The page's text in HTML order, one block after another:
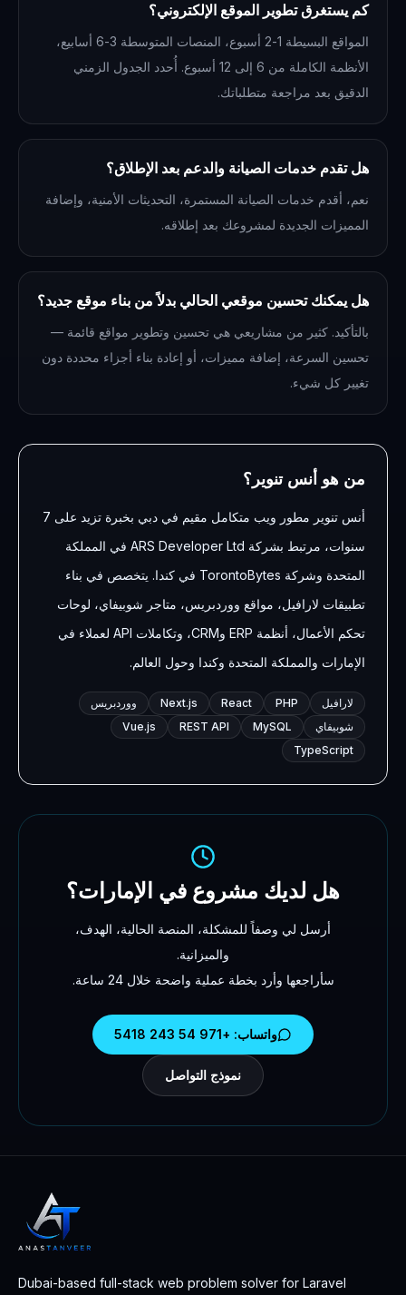
كم يستغرق تطوير الموقع الإلكتروني؟
المواقع البسيطة 1-2 أسبوع، المنصات المتوسطة 3-6 أسابيع،
الأنظمة الكاملة من 6 إلى 12 أسبوع. أُحدد الجدول الزمني
الدقيق بعد مراجعة متطلباتك.
هل تقدم خدمات الصيانة والدعم بعد الإطلاق؟
نعم، أقدم خدمات الصيانة المستمرة، التحديثات الأمنية، وإضافة
المميزات الجديدة لمشروعك بعد إطلاقه.
هل يمكنك تحسين موقعي الحالي بدلاً من بناء موقع جديد؟
بالتأكيد. كثير من مشاريعي هي تحسين وتطوير مواقع قائمة —
تحسين السرعة، إضافة مميزات، أو إعادة بناء أجزاء محددة دون
تغيير كل شيء.
من هو أنس تنوير؟
أنس تنوير مطور ويب متكامل مقيم في دبي بخبرة تزيد على 7
سنوات، مرتبط بشركة ARS Developer Ltd في المملكة
المتحدة وشركة TorontoBytes في كندا. يتخصص في بناء
تطبيقات لارافيل، مواقع ووردبريس، متاجر شوبيفاي، لوحات
تحكم الأعمال، أنظمة ERP وCRM، وتكاملات API لعملاء في
الإمارات والمملكة المتحدة وكندا وحول العالم.
لارافيل PHP
React
Next.js
ووردبريس
شوبيفاي
MySQL
REST API
Vue.js
TypeScript
هل لديك مشروع في الإمارات؟
أرسل لي وصفاً للمشكلة، المنصة الحالية، الهدف،
والميزانية.
سأراجعها وأرد بخطة عملية واضحة خلال 24 ساعة.
واتساب: +971 54 243 5418
نموذج التواصل
Dubai-based full-stack web problem solver for Laravel